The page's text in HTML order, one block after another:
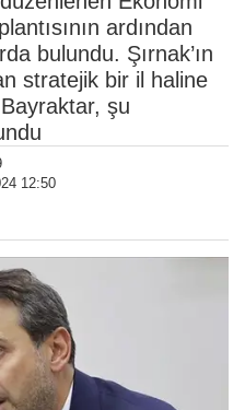
ardından
bulundu. Şırnak’ın
stratejik bir il haline
şu
12:50